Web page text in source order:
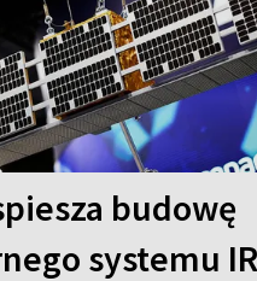
budowę
systemu